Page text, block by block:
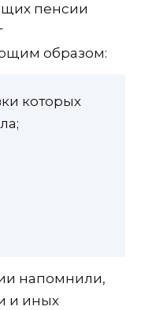
пенсии
образом:
которых
напомнили,
и иных